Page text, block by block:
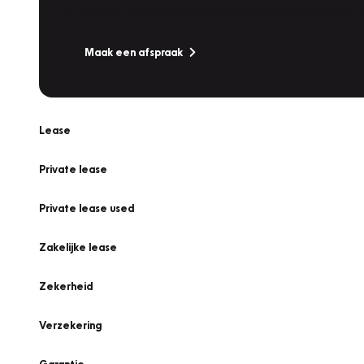
Maak een afspraak
Lease
Private lease
Private lease used
Zakelijke lease
Zekerheid
Verzekering